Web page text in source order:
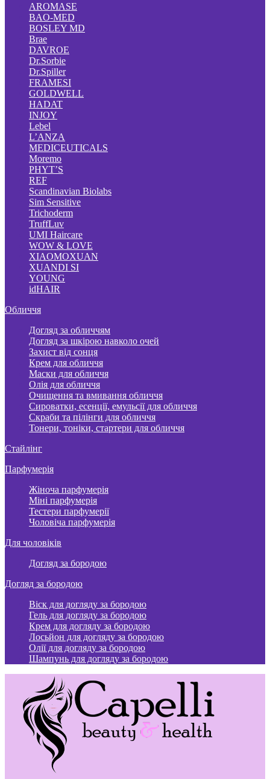
AROMASE
BAO-MED
BOSLEY MD
Brae
DAVROE
Dr.Sorbie
Dr.Spiller
FRAMESI
GOLDWELL
HADAT
INJOY
Lebel
L’ANZA
MEDICEUTICALS
Moremo
PHYT’S
REF
Scandinavian Biolabs
Sim Sensitive
Trichoderm
TruffLuv
UMI Haircare
WOW & LOVE
XIAOMOXUAN
XUANDI SI
YOUNG
idHAIR
Обличчя
Догляд за обличчям
Догляд за шкірою навколо очей
Захист від сонця
Крем для обличчя
Маски для обличчя
Олія для обличчя
Очищення та вмивання обличчя
Сироватки, есенції, емульсії для обличчя
Скраби та пілінги для обличчя
Тонери, тоніки, стартери для обличчя
Стайлінг
Парфумерія
Жіноча парфумерія
Міні парфумерія
Тестери парфумерії
Чоловіча парфумерія
Для чоловіків
Догляд за бородою
Догляд за бородою
Віск для догляду за бородою
Гель для догляду за бородою
Крем для догляду за бородою
Лосьйон для догляду за бородою
Олії для догляду за бородою
Шампунь для догляду за бородою